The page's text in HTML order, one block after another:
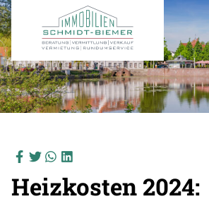
Heizkosten 2024: